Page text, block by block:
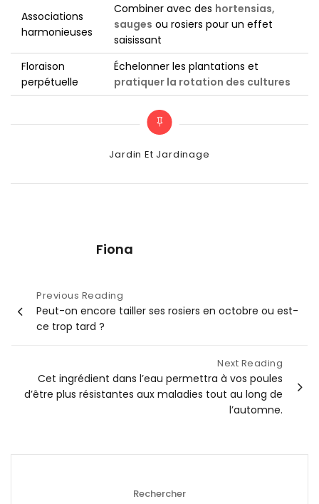
Associations
harmonieuses
Combiner avec des hortensias,
sauges ou rosiers pour un effet
saisissant
Floraison
perpétuelle
Échelonner les plantations et
pratiquer la rotation des cultures
Categories
Jardin Et Jardinage
Fiona
Navigation
de
l’article
Previous Reading
Peut-on encore tailler ses rosiers en octobre ou est-
ce trop tard ?
Next Reading
Cet ingrédient dans l’eau permettra à vos poules
d’être plus résistantes aux maladies tout au long de
l’automne.
Rechercher